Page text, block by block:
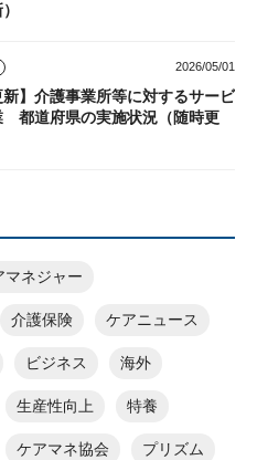
2026/05/01
新】介護事業所等に対するサービ
都道府県の実施状況（随時更
マネジャー
介護保険 ケアニュース
ビジネス 海外
生産性向上 特養
ケアマネ協会 プリズム